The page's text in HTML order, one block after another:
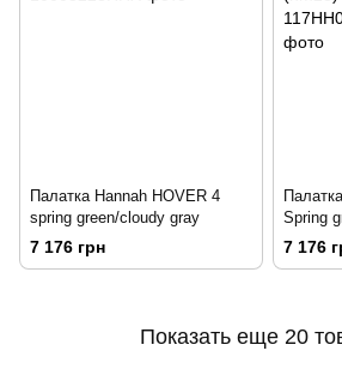
Палатка Hannah HOVER 4
spring green/cloudy gray
7 176 грн
Spring
(hm23)
7 176
Показать еще 20